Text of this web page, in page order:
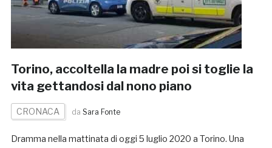
Torino, accoltella la madre poi si toglie la
vita gettandosi dal nono piano
CRONACA da Sara Fonte
Dramma nella mattinata di oggi 5 luglio 2020 a Torino. Una